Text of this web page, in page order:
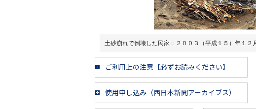
土砂崩れで倒壊した民家＝２００３（平成１５）年１２
ご利用上の注意【必ずお読みください】
使用申し込み（西日本新聞アーカイブス）